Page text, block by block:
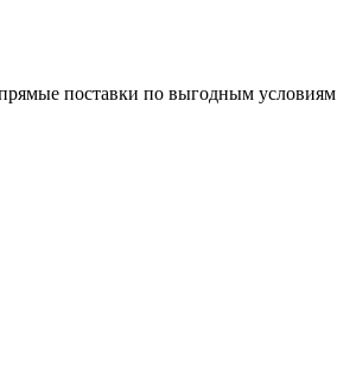
поставки по выгодным условиям